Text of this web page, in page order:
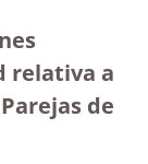
relativa a
de